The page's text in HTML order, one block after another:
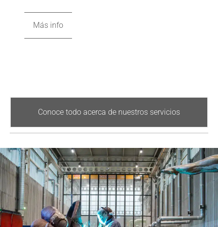
Más info
Conoce todo acerca de nuestros servicios